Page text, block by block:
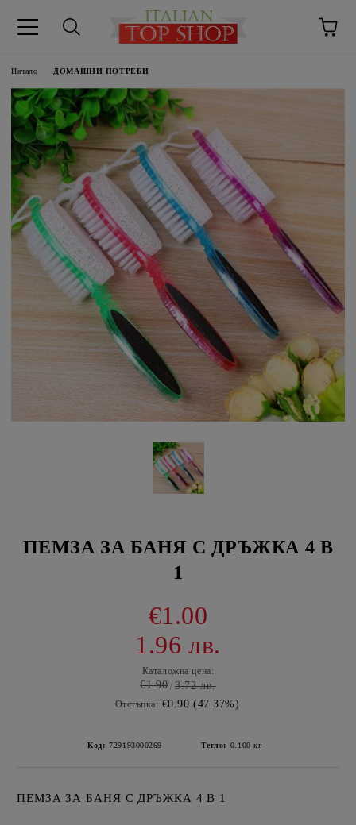
Начало ДОМАШНИ ПОТРЕБИ
ПЕМЗА ЗА БАНЯ С ДРЪЖКА 4 В
1
€1.00
1.96 лв.
Каталожна цена:
€1.90 3.72 лв.
Отстъпка: €0.90 (47.37%)
Код: 729193000269 Тегло: 0.100 кг
ПЕМЗА ЗА БАНЯ С ДРЪЖКА 4 В 1